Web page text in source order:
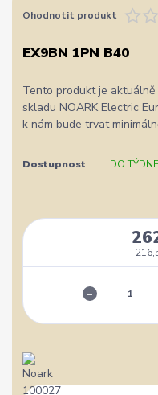
Ohodnotit produkt
EX9BN 1PN B40
Tento produkt je
skladu NOARK Electric
k nám bude trvat
Dostupnost DO TÝDNE